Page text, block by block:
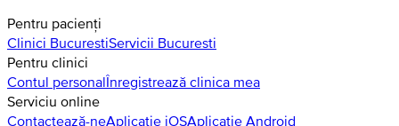
Pentru pacienți
Clinici BucurestiServicii Bucuresti
Pentru clinici
Contul personalÎnregistrează clinica mea
Serviciu online
Contactează-neAplicație iOSAplicație Android